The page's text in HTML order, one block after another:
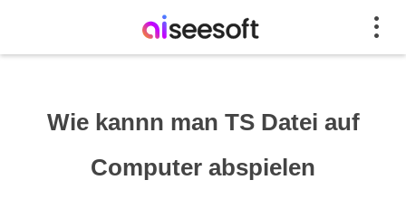
Wie kannn man TS Datei auf
Computer abspielen